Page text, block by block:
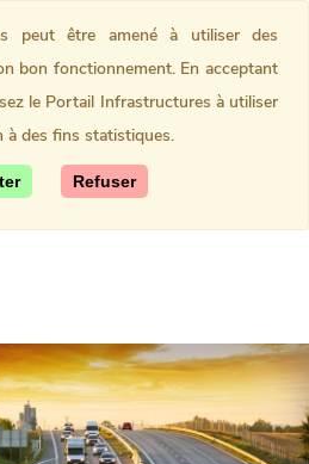
peut être amené à utiliser des
bon fonctionnement. En acceptant
le Portail Infrastructures à utiliser
à des fins statistiques.
Refuser